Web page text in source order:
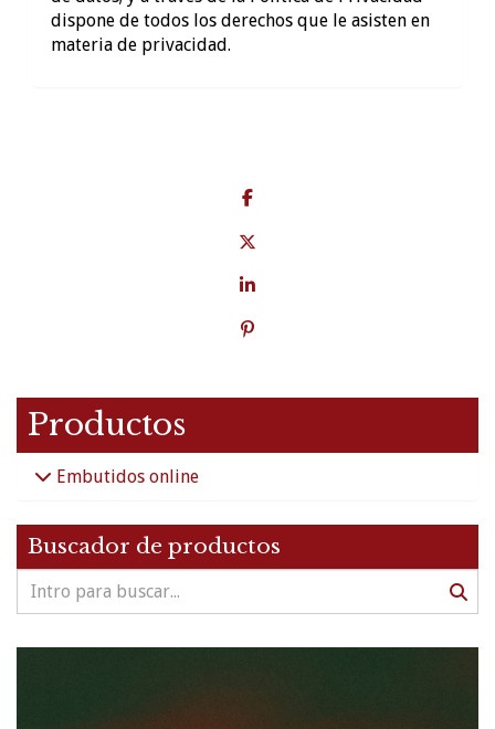
dispone de todos los derechos que le asisten en
materia de privacidad.
Productos
Embutidos online
Buscador de productos